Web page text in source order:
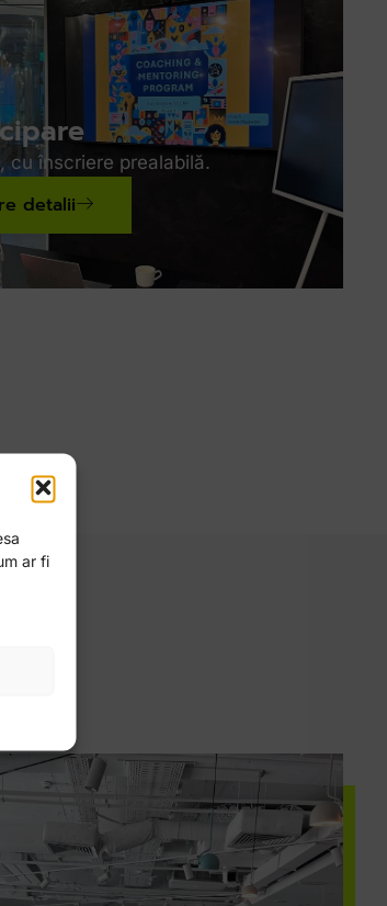
ar fi
, cu înscriere prealabilă.
detalii